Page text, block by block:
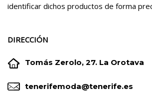
identificar dichos productos de forma
DIRECCIÓN

 Tomás Zerolo, 27. La Orotava

 tenerifemoda@tenerife.es